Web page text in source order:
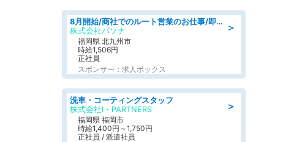
＞
8月開始/商社でのルート営業のお仕事/即日勤務可/車通勤可/営業
株式会社パソナ
福岡県 北九州市
時給1,506円
正社員
スポンサー：求人ボックス
＞
洗車・コーティングスタッフ
株式会社I・PARTNERS
福岡県 福岡市
時給1,400円～1,750円
正社員 / 派遣社員